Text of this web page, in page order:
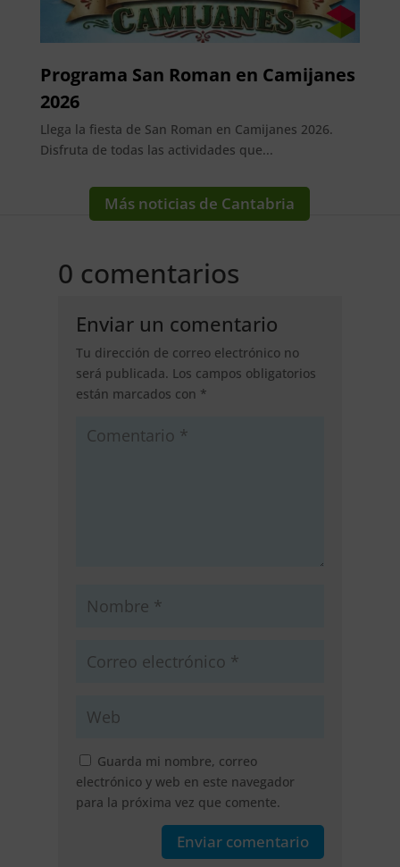
Programa San Roman en Camijanes
2026
Llega la fiesta de San Roman en Camijanes 2026.
Disfruta de todas las actividades que...
Más noticias de Cantabria
0 comentarios
Enviar un comentario
Tu dirección de correo electrónico no
será publicada. Los campos obligatorios
están marcados con *
Guarda mi nombre, correo
electrónico y web en este navegador
para la próxima vez que comente.
Enviar comentario